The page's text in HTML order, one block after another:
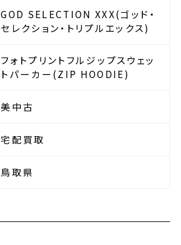
GOD SELECTION XXX(ゴッド・
セレクション・トリプルエックス)
フォトプリントフルジップスウェッ
トパーカー(ZIP HOODIE)
美中古
宅配買取
鳥取県